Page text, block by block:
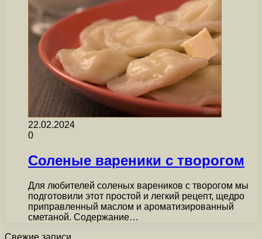
22.02.2024
0
Соленые вареники с творогом
Для любителей соленых вареников с творогом мы
подготовили этот простой и легкий рецепт, щедро
приправленный маслом и ароматизированный
сметаной. Содержание…
Свежие записи